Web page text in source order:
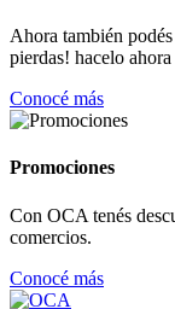
Ahora también
pierdas! hacelo
Conocé más
Promociones
Con OCA tenés
comercios.
Conocé más